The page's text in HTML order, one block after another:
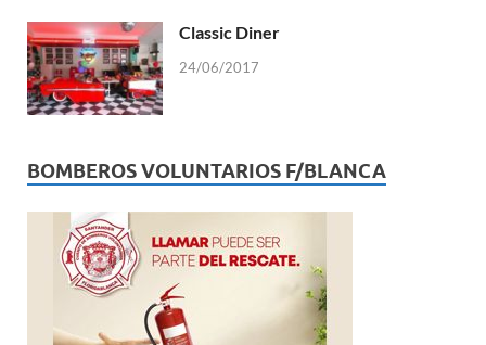
Classic Diner
24/06/2017
BOMBEROS VOLUNTARIOS F/BLANCA